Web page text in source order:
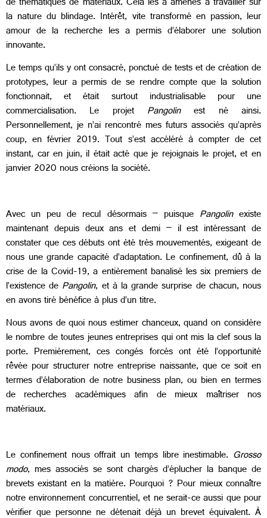
la nature du blindage. Intérêt, vite transformé en passion, leur
amour de la recherche les a permis d’élaborer une solution
innovante.
Le temps qu’ils y ont consacré, ponctué de tests et de création de
prototypes, leur a permis de se rendre compte que la solution
fonctionnait, et était surtout industrialisable pour une
commercialisation. Le projet Pangolinest né ainsi.
Personnellement, je n’ai rencontré mes futurs associés qu’après
coup, en février 2019. Tout s’est accéléré à compter de cet
instant, car en juin, il était acté que je rejoignais le projet, et en
janvier 2020 nous créions la société.
Avec un peu de recul désormais – puisque Pangolinexiste
maintenant depuis deux ans et demi – il est intéressant de
constater que ces débuts ont été très mouvementés, exigeant de
nous une grande capacité d’adaptation. Le confinement, dû à la
crise de la Covid-19, a entièrement banalisé les six premiers de
l’existence de Pangolin, et à la grande surprise de chacun, nous
en avons tiré bénéfice à plus d’un titre.
Nous avons de quoi nous estimer chanceux, quand on considère
le nombre de toutes jeunes entreprises qui ont mis la clef sous la
porte. Premièrement, ces congés forcés ont été l’opportunité
rêvée pour structurer notre entreprise naissante, que ce soit en
termes d’élaboration de notre business plan, ou bien en termes
de recherches académiques afin de mieux maîtriser nos
matériaux.
Le confinement nous offrait un temps libre inestimable. Grosso
modo, mes associés se sont chargés d’éplucher la banque de
brevets existant en la matière. Pourquoi ? Pour mieux connaître
notre environnement concurrentiel, et ne serait-ce aussi que pour
vérifier que personne ne détenait déjà un brevet équivalent. À